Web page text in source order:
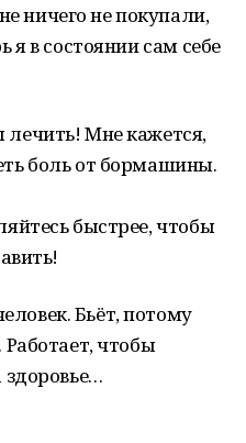
ничего не покупали,
я в состоянии сам себе
лечить! Мне кажется,
боль от бормашины.
быстрее, чтобы
Бьёт, потому
чтобы
здоровье…